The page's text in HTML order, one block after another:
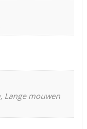
Lange mouwen